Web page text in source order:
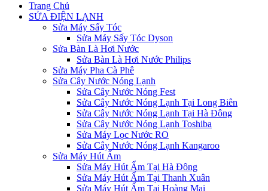
Trang Chủ
SỬA ĐIỆN LẠNH
Sửa Máy Sấy Tóc
Sửa Máy Sấy Tóc Dyson
Sửa Bàn Là Hơi Nước
Sửa Bàn Là Hơi Nước Philips
Sửa Máy Pha Cà Phê
Sửa Cây Nước Nóng Lạnh
Sửa Cây Nước Nóng Fest
Sửa Cây Nước Nóng Lạnh Tại Long Biên
Sửa Cây Nước Nóng Lạnh Tại Hà Đông
Sửa Cây Nước Nóng Lạnh Toshiba
Sửa Máy Lọc Nước RO
Sửa Cây Nước Nóng Lạnh Kangaroo
Sửa Máy Hút Ẩm
Sửa Máy Hút Ẩm Tại Hà Đông
Sửa Máy Hút Ẩm Tại Thanh Xuân
Sửa Máy Hút Ẩm Tại Hoàng Mai